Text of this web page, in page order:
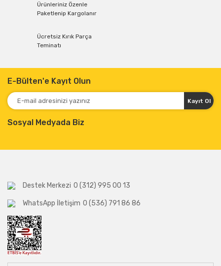
Ürünleriniz Özenle
Paketlenip Kargolanır
Ücretsiz Kırık Parça
Teminatı
E-Bülten'e Kayıt Olun
Kayıt Ol
Sosyal Medyada Biz
Destek Merkezi 0 (312) 995 00 13
WhatsApp İletişim 0 (536) 791 86 86